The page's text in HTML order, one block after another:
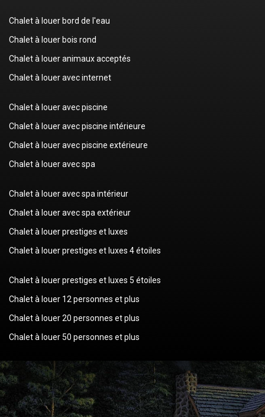
Chalet à louer bord de l'eau
Chalet à louer bois rond
Chalet à louer animaux acceptés
Chalet à louer avec internet
Chalet à louer avec piscine
Chalet à louer avec piscine intérieure
Chalet à louer avec piscine extérieure
Chalet à louer avec spa
Chalet à louer avec spa intérieur
Chalet à louer avec spa extérieur
Chalet à louer prestiges et luxes
Chalet à louer prestiges et luxes 4 étoiles
Chalet à louer prestiges et luxes 5 étoiles
Chalet à louer 12 personnes et plus
Chalet à louer 20 personnes et plus
Chalet à louer 50 personnes et plus